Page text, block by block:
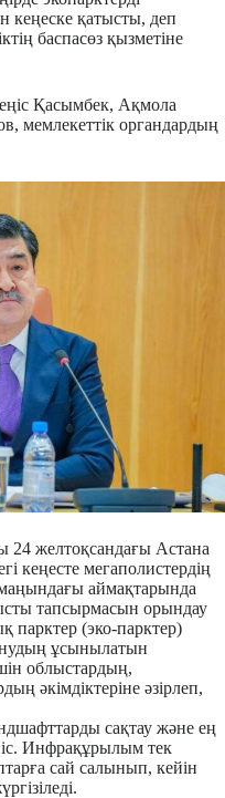
кеңеске қатысты, деп
баспасөз қызметіне
Қасымбек, Ақмола
мемлекеттік органдардың
желтоқсандағы Астана
кеңесте мегаполистердің
аймақтарында
тапсырмасын орындау
парктер (эко-парктер)
ұсынылатын
облыстардың,
әкімдіктеріне әзірлеп,
сақтау және ең
Инфрақұрылым тек
сай салынып, кейін